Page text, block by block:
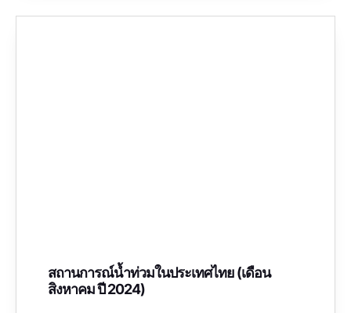
สถานการณ์น้ำท่วมในประเทศไทย (เดือน
สิงหาคม ปี 2024)